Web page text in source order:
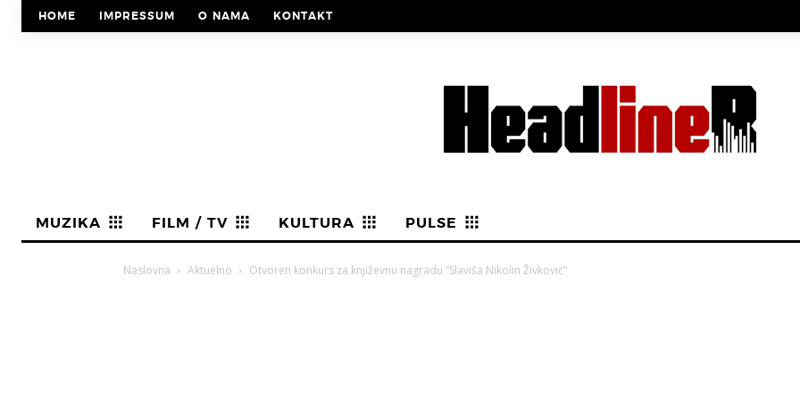
HOME IMPRESSUM O NAMA KONTAKT
MUZIKA FILM / TV KULTURA PULSE
Naslovna Aktuelno Otvoren konkurs za književnu nagradu “Slaviša Nikolin Živković“